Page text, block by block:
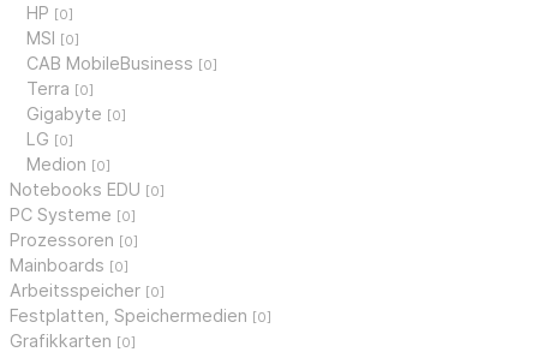
HP [0]
MSI [0]
CAB MobileBusiness [0]
Terra [0]
Gigabyte [0]
LG [0]
Medion [0]
Notebooks EDU [0]
PC Systeme [0]
Prozessoren [0]
Mainboards [0]
Arbeitsspeicher [0]
Festplatten, Speichermedien [0]
Grafikkarten [0]